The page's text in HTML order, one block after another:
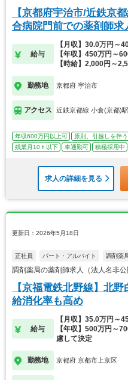
【京都府宇治市/近鉄京
合病院門前での薬剤師求
給与
【月収】30.0万円～
【年収】450万円～
【時給】2,000円～
勤務地 京都府 宇治市
アクセス 近鉄京都線 小倉(京都)駅
年収600万円以上可 原則、引越しを伴う
残業月10ｈ以下
車通勤可 積極採用中
求人の詳細を見る
更新日：2026年5月18日
正社員 パート・アルバイト 調剤薬
調剤薬局の薬剤師求人（法人名非
【京福電鉄北野線】北
給消化率も高め
給与
【月収】35.0万円～
【年収】500万円～
慮して決定
勤務地 京都府 京都市上京区